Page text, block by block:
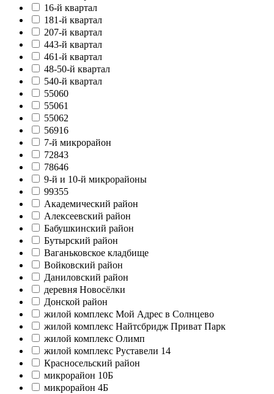
16-й квартал
181-й квартал
207-й квартал
443-й квартал
461-й квартал
48-50-й квартал
540-й квартал
55060
55061
55062
56916
7-й микрорайон
72843
78646
9-й и 10-й микрорайоны
99355
Академический район
Алексеевский район
Бабушкинский район
Бутырский район
Ваганьковское кладбище
Войковский район
Даниловский район
деревня Новосёлки
Донской район
жилой комплекс Мой Адрес в Солнцево
жилой комплекс Найтсбридж Приват Парк
жилой комплекс Олимп
жилой комплекс Руставели 14
Красносельский район
микрорайон 10Б
микрорайон 4Б